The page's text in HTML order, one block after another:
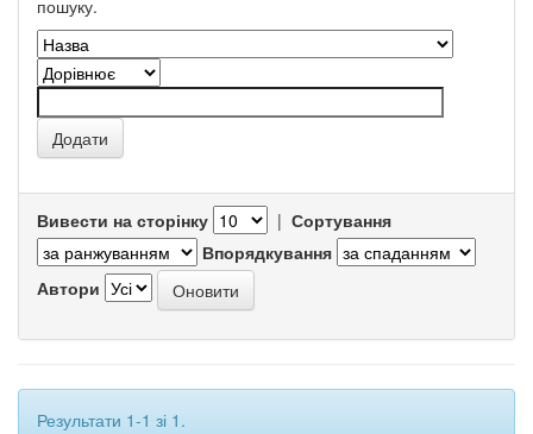
пошуку.
Вивести на сторінку | Сортування
Впорядкування
Автори
Результати 1-1 зі 1.